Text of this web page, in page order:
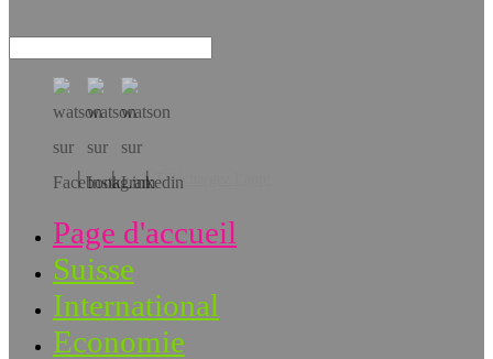
Téléchargez l’app!
Page d'accueil
Suisse
International
Economie